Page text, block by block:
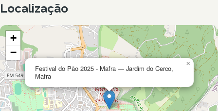
Localização
Festival do Pão 2025 - Mafra — Jardim do Cerco,
Mafra
×
+
−